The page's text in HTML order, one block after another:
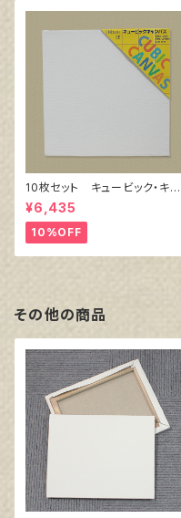
10枚セット キュービック・キャ
ンバス白（縦150㎜×横150㎜×
厚38㎜）
¥6,435
10%OFF
その他の商品